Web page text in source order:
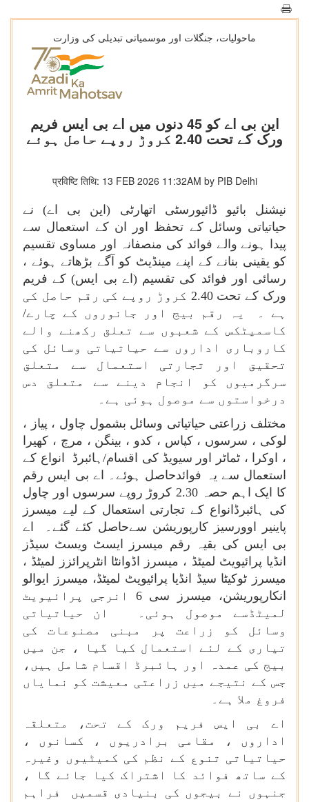
ماحولیات، جنگلات اور موسمیاتی تبدیلی کی وزارت
این بی اے کو 45 دنوں میں اے بی ایس فریم
ورک کے تحت 2.40 کروڑ روپے حاصل ہوئے
प्रविष्टि तिथि: 13 FEB 2026 11:32AM by PIB Delhi
نیشنل بائیو ڈائیورسٹی اتھارٹی (این بی اے) نے
حیاتیاتی وسائل کے تحفظ اور ان کے استعمال سے
پیدا ہونے والے فوائد کی منصفانہ اور مساوی تقسیم
کو یقینی بنانے کے اپنے مینڈیٹ کو آگے بڑھاتے ہوئے ،
رسائی اور فوائد کی تقسیم (اے بی ایس) کے فریم
ورک کے تحت 2.40 کروڑ روپے کی رقم حاصل کی
ہے ۔ یہ رقم بیج اور جانوروں کے چارے/
کاسمیٹکس کے شعبوں سے تعلق رکھنے والے
کاروباری اداروں سے حیاتیاتی وسائل کی
تحقیق اور تجارتی استعمال سے متعلق
سرگرمیوں کو انجام دینے سے متعلق دس
درخواستوں سے موصول ہوئی ہے۔
مختلف زراعتی حیاتیاتی وسائل بشمول چاول ، پیاز ،
لوکی ، سرسوں ، کپاس ، کدو ، بینگن ، مرچ ، کھیرا
، اوکرا ، ٹماٹر اور سیویڈ کی اقسام/ہائبرڈ انواع کے
استعمال سے یہ فوائدحاصل ہوئے۔ اے بی ایس رقم
کا ایک اہم حصہ 2.30 کروڑ روپے سرسوں اور چاول
کی ہائبرڈانواع کے تجارتی استعمال کے لیے میسرز
پاینیر اوورسیز کارپوریشن سےحاصل کئے گئے۔ اے
بی ایس کی بقیہ رقم میسرز ایسٹ ویسٹ سیڈز
انڈیا پرائیویٹ لمیٹڈ ، میسرز اڈوانٹا انٹرپرائزز لمیٹڈ ،
میسرز ٹوکیٹا سیڈ انڈیا پرائیویٹ لمیٹڈ، میسرز ایوالو
انکارپوریشن، میسرز سی 6 انرجی پرائیویٹ
لمیٹڈسے موصول ہوئی۔ ان حیاتیاتی
وسائل کو زراعت پر مبنی مصنوعات کی
تیاری کے لئے استعمال کیا گیا ، جن میں
بیج کی عمدہ اور ہائبرڈ اقسام شامل ہیں،
جس کے نتیجے میں زراعتی معیشت کو نمایاں
فروغ ملا ہے۔
اے بی ایس فریم ورک کے تحت، متعلقہ
اداروں ، مقامی برادریوں ، کسانوں ،
حیاتیاتی تنوع کے نظم کی کمیٹیوں وغیرہ
کے ساتھ فوائد کا اشتراک کیا جائے گا ،
جنہوں نے بیجوں کی بنیادی قسمیں فراہم